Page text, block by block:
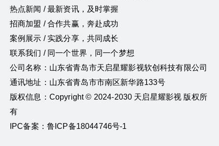
热点新闻 / 最新资讯，及时掌握
招商加盟 / 合作共赢，奔赴成功
案例展示 / 实践分享，共同成长
联系我们 / 同一个世界，同一个梦想
公司名称：山东省青岛市天启星耀影视软创科技有限公司
通讯地址：山东省青岛市市南区新华路133号
版权信息：Copyright © 2024-2030 天启星耀影视 版权所
有
IPC备案：鲁ICP备18044746号-1